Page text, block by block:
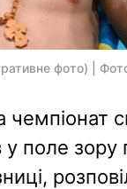
фото) |
поле зору